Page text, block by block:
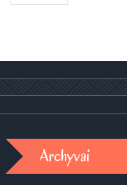
Archyvai